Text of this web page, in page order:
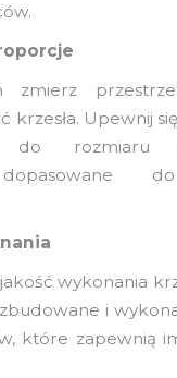
zmierz
krzesła. Upewnij
do rozmiaru
wykonania
i
które zapewnią